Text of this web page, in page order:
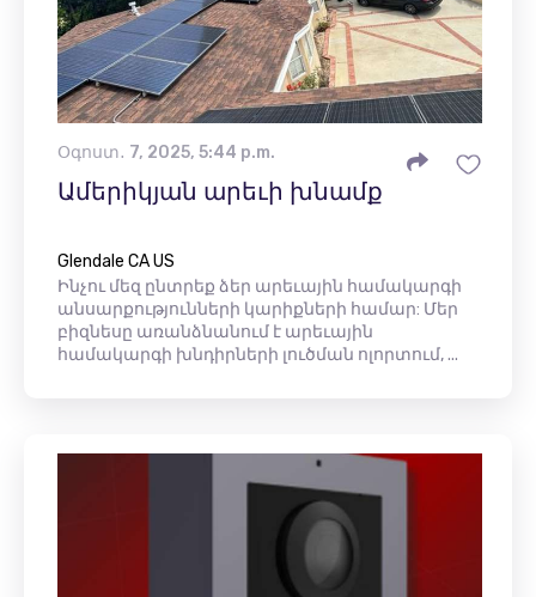
Օգոստ․ 7, 2025, 5:44 p.m.
Ամերիկյան արեւի խնամք
Glendale CA US
Ինչու մեզ ընտրեք ձեր արեւային համակարգի
անսարքությունների կարիքների համար: Մեր
բիզնեսը առանձնանում է արեւային
համակարգի խնդիրների լուծման ոլորտում, ...